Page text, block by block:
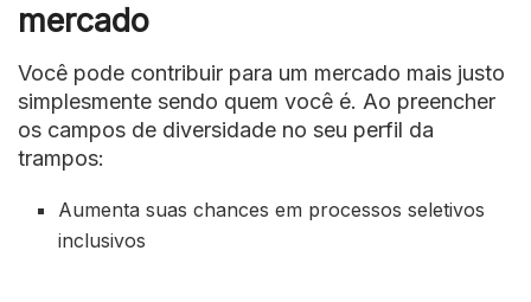
mercado
Você pode contribuir para um mercado mais justo
simplesmente sendo quem você é. Ao preencher
os campos de diversidade no seu perfil da
trampos:
Aumenta suas chances em processos seletivos
inclusivos